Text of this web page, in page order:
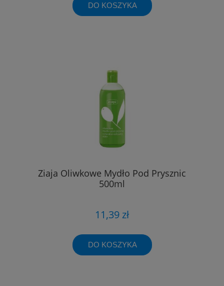
DO KOSZYKA
Ziaja Oliwkowe Mydło Pod Prysznic
500ml
11,39 zł
DO KOSZYKA